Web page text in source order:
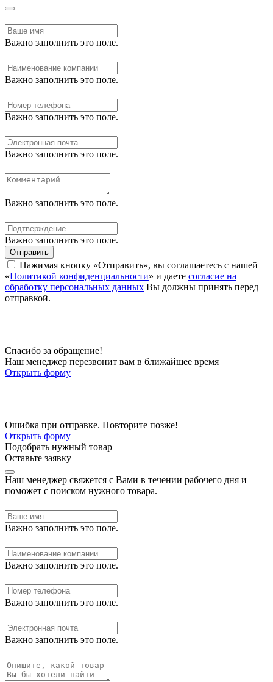
Важно заполнить это поле.
Важно заполнить это поле.
Важно заполнить это поле.
Важно заполнить это поле.
Важно заполнить это поле.
Важно заполнить это поле.
Отправить
Нажимая кнопку «Отправить», вы соглашаетесь с нашей
«Политикой конфиденциальности» и даете согласие на
обработку персональных данных Вы должны принять перед
отправкой.
Спасибо за обращение!
Наш менеджер перезвонит вам в ближайшее время
Открыть форму
Ошибка при отправке. Повторите позже!
Открыть форму
Подобрать нужный товар
Оставьте заявку
Наш менеджер свяжется с Вами в течении рабочего дня и
поможет с поиском нужного товара.
Важно заполнить это поле.
Важно заполнить это поле.
Важно заполнить это поле.
Важно заполнить это поле.